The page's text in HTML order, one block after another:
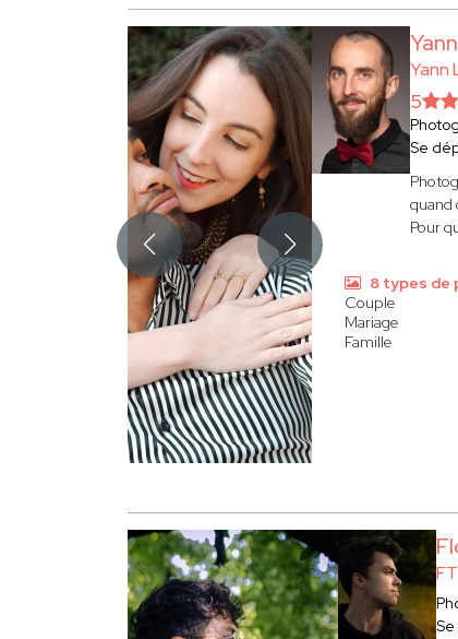
Yann
5
Se
quand
Pour
8 types de
Couple
Mariage
Famille